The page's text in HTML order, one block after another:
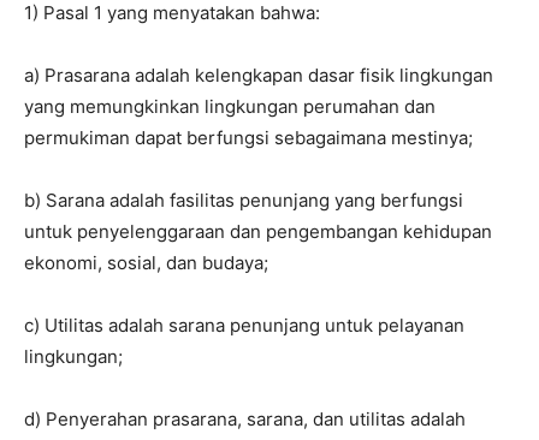
1) Pasal 1 yang menyatakan bahwa:
a) Prasarana adalah kelengkapan dasar fisik lingkungan
yang memungkinkan lingkungan perumahan dan
permukiman dapat berfungsi sebagaimana mestinya;
b) Sarana adalah fasilitas penunjang yang berfungsi
untuk penyelenggaraan dan pengembangan kehidupan
ekonomi, sosial, dan budaya;
c) Utilitas adalah sarana penunjang untuk pelayanan
lingkungan;
d) Penyerahan prasarana, sarana, dan utilitas adalah